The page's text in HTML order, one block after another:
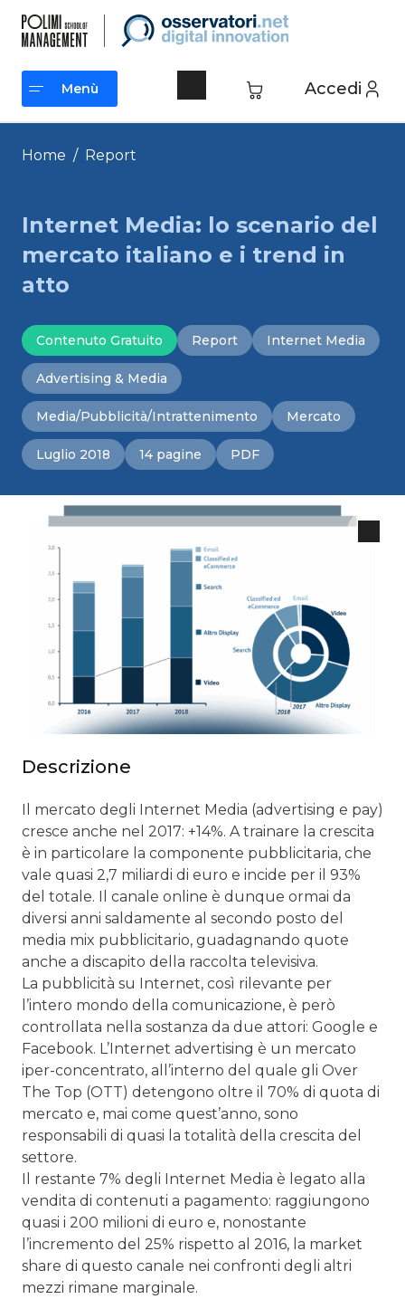
contenuto
Accedi
Menù
Menù
Home / Report
Internet Media: lo scenario del
mercato italiano e i trend in
atto
Contenuto Gratuito Report Internet Media
Advertising & Media
Media/Pubblicità/Intrattenimento Mercato
Luglio 2018 14 pagine PDF
Descrizione
Il mercato degli Internet Media (advertising e pay)
cresce anche nel 2017: +14%. A trainare la crescita
è in particolare la componente pubblicitaria, che
vale quasi 2,7 miliardi di euro e incide per il 93%
del totale. Il canale online è dunque ormai da
diversi anni saldamente al secondo posto del
media mix pubblicitario, guadagnando quote
anche a discapito della raccolta televisiva.
La pubblicità su Internet, così rilevante per
l’intero mondo della comunicazione, è però
controllata nella sostanza da due attori: Google e
Facebook. L’Internet advertising è un mercato
iper-concentrato, all’interno del quale gli Over
The Top (OTT) detengono oltre il 70% di quota di
mercato e, mai come quest’anno, sono
responsabili di quasi la totalità della crescita del
settore.
Il restante 7% degli Internet Media è legato alla
vendita di contenuti a pagamento: raggiungono
quasi i 200 milioni di euro e, nonostante
l’incremento del 25% rispetto al 2016, la market
share di questo canale nei confronti degli altri
mezzi rimane marginale.